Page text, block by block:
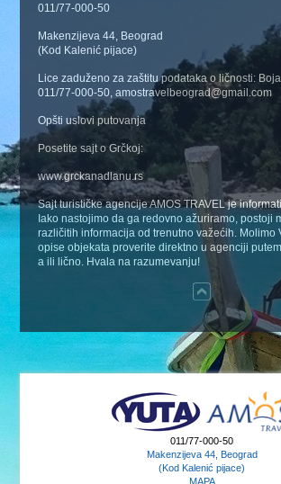
011/77-000-50
Makenzijeva 44, Beograd
(Kod Kalenić pijace)
Lice zaduženo za zaštitu podataka o ličnosti:
011/77-000-50, amostravelbeograd@gmail.com
Opšti uslovi putovanja
Posetite sajt o Grčkoj:
www.grckanadlanu.rs
Sajt turističke agencije AMOS TRAVEL je
Iako nastojimo da ga redovno ažuriramo, postoji
različitih informacija od trenutno važećih. Molimo
opise objekata proverite direktno u agenciji
a ili lično. Hvala na razumevanju!
011/77-000-50
Makenzijeva 44, Beograd
(Kod Kalenić pijace)
MAPA